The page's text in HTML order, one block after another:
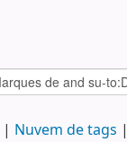
Nuvem de tags